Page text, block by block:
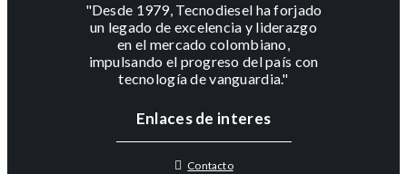
"Desde 1979, Tecnodiesel ha forjado
un legado de excelencia y liderazgo
en el mercado colombiano,
impulsando el progreso del país con
tecnología de vanguardia."
Enlaces de interes
Contacto